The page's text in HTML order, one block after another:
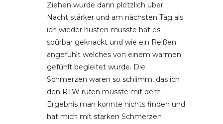
Ziehen wurde dann plötzlich über
Nacht stärker und am nächsten Tag als
ich wieder husten musste hat es
spürbar geknackt und wie ein Reißen
angefühlt welches von einem warmen
gefühlt begleitet wurde. Die
Schmerzen waren so schlimm, das ich
den RTW rufen musste mit dem
Ergebnis man konnte nichts finden und
hat mich mit starken Schmerzen